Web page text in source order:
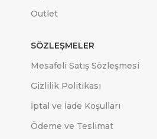
Outlet
SÖZLEŞMELER
Mesafeli Satış Sözleşmesi
Gizlilik Politikası
İptal ve İade Koşulları
Ödeme ve Teslimat